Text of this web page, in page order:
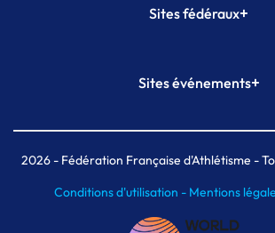
Sites fédéraux+
Plateforme Formation
Sites événements+
Meeting de Paris indoor
MAIF Ekiden de Paris
2026- Fédération Française d'Athlétisme -
Conditions d'utilisation - Mentions